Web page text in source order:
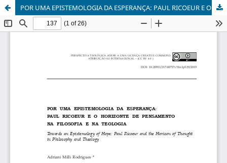
POR UMA EPISTEMOLOGIA DA ESPERANÇA: PAUL RICOEUR E O HORIZONTE DE PENSAMENTO NA FILOSOFIA E NA TEOLOGIA